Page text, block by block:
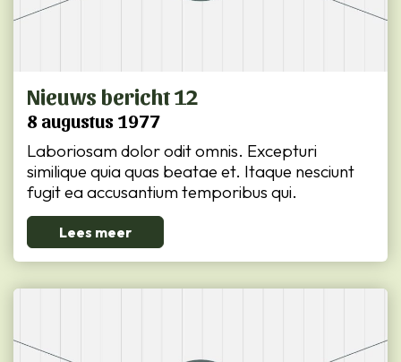
Nieuws bericht 12
8 augustus 1977
Laboriosam dolor odit omnis. Excepturi
similique quia quas beatae et. Itaque nesciunt
fugit ea accusantium temporibus qui.
Lees meer